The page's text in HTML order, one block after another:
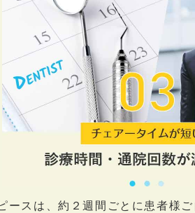
ースは、約２週間ごとに患者様